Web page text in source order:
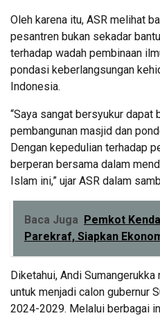
Oleh karena itu, ASR melihat
pesantren bukan sekadar
terhadap wadah pembinaan
pondasi keberlangsungan
Indonesia.
“Saya sangat bersyukur dapat
pembangunan masjid dan
Dengan kepedulian terhadap
berperan bersama dalam
Islam ini,” ujar ASR dalam
Baca Juga
Pemkot
Parekraf, Siapkan
Diketahui, Andi
untuk menjadi calon gubernur
2024-2029. Melalui berbagai